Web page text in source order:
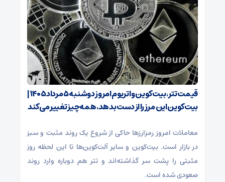
قیمت تتر، بیت‌کوین و اتریوم امروز دوشنبه ۵ مرداد ۱۴۰۵ |
بیت‌کوین این مرز را از دست بدهد، همه‌چیز تغییر می‌کند
معاملات امروز رمزارز‌ها حاکی از شروع یک روند مثبت و سبز
در بازار است. بیت‌کوین و سایر آلت‌کوین‌ها تا این لحظه روز
مثبتی را پشت سر گذاشته‌اند و تتر هم دوباره وارد روند
صعودی شده است.